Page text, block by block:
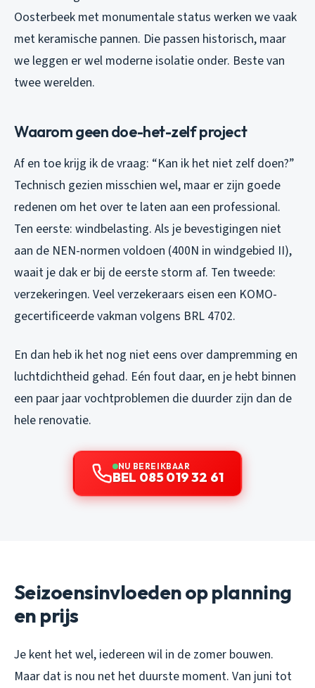
Oosterbeek met monumentale status werken we vaak
met keramische pannen. Die passen historisch, maar
we leggen er wel moderne isolatie onder. Beste van
twee werelden.
Waarom geen doe-het-zelf project
Af en toe krijg ik de vraag: “Kan ik het niet zelf doen?”
Technisch gezien misschien wel, maar er zijn goede
redenen om het over te laten aan een professional.
Ten eerste: windbelasting. Als je bevestigingen niet
aan de NEN-normen voldoen (400N in windgebied II),
waait je dak er bij de eerste storm af. Ten tweede:
verzekeringen. Veel verzekeraars eisen een KOMO-
gecertificeerde vakman volgens BRL 4702.
En dan heb ik het nog niet eens over dampremming en
luchtdichtheid gehad. Eén fout daar, en je hebt binnen
een paar jaar vochtproblemen die duurder zijn dan de
hele renovatie.
NU BEREIKBAAR
BEL 085 019 32 61
Seizoensinvloeden op planning
en prijs
Je kent het wel, iedereen wil in de zomer bouwen.
Maar dat is nou net het duurste moment. Van juni tot